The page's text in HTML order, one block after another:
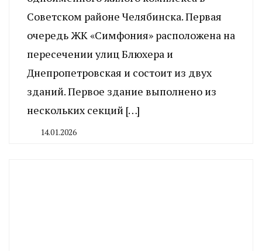
Советском районе Челябинска. Первая
очередь ЖК «Симфония» расположена на
пересечении улиц Блюхера и
Днепропетровская и состоит из двух
зданий. Первое здание выполнено из
нескольких секций […]
14.01.2026